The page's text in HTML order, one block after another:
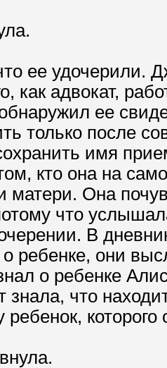
ее удочерили.
как адвокат,
ее
только после
имя
кто она на
матери. Она
что
В
о ребенке, они
о ребенке
знала, что
ребенок,